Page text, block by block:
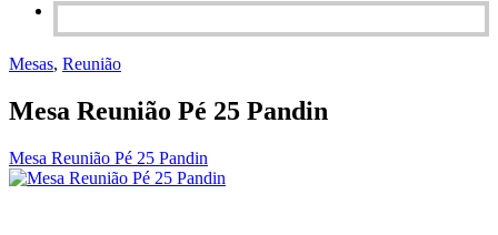
Mesas, Reunião
Mesa Reunião Pé 25 Pandin
Mesa Reunião Pé 25 Pandin